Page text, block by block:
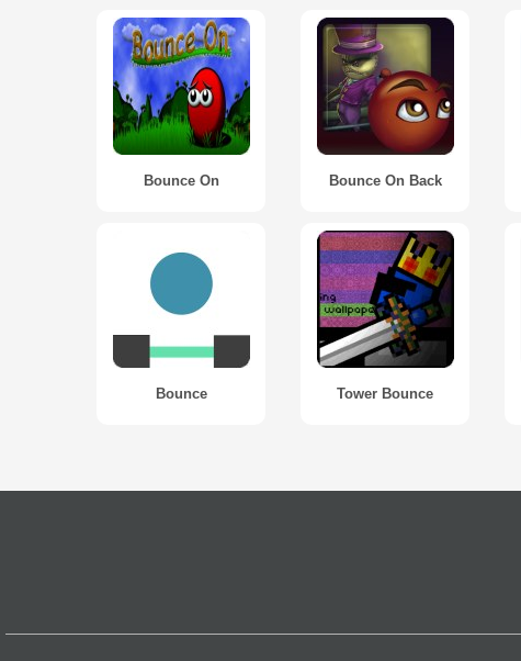
Bounce On Bounce On Back
Bounce Tower Bounce